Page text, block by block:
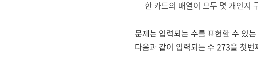
한 카드의 배열이 모두 몇 개인지
문제는 입력되는 수를 표현할 수 있
다음과 같이 입력되는 수 273을 첫